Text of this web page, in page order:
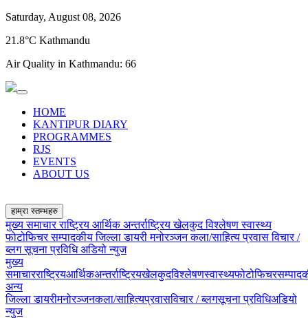
Saturday, August 08, 2026
21.8°C Kathmandu
Air Quality in Kathmandu: 66
HOME
KANTIPUR DIARY
PROGRAMMES
RJS
EVENTS
ABOUT US
हाम्रा स्तम्भहरु
मुख्य समाचारराष्ट्रिय आर्थिकअन्तर्राष्ट्रियखेलकुदविश्लेषणस्वास्थ्य
फोटोफिचरसम्पादकीयजिल्ला डायरीमनोरञ्जनकला/साहित्यप्रवासविचार /
ब्लगसूचना प्रविधिअडियो न्युज
मुख्य
समाचारराष्ट्रियआर्थिकअन्तर्राष्ट्रियखेलकुदविश्लेषणस्वास्थ्यफोटोफिचर
अन्य
जिल्ला डायरीमनोरञ्जनकला/साहित्यप्रवासविचार / ब्लगसूचना प्रविधिअडियो
न्युज